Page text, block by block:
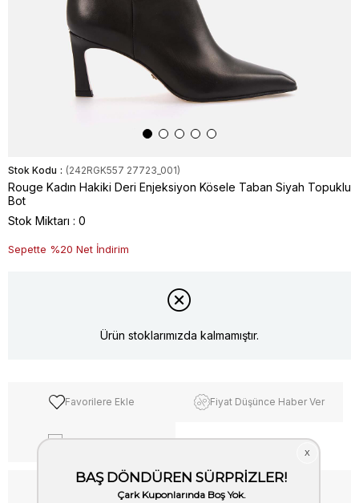
Stok Kodu (242RGK557 27723_001)
Rouge Kadın Hakiki Deri Enjeksiyon Kösele Taban Siyah Topuklu
Bot
Stok Miktarı : 0
Sepette %20 Net İndirim
Ürün stoklarımızda kalmamıştır.
Favorilere Ekle Fiyat Düşünce Haber Ver
Kargo Bedava
WhatsApp’tan Bilgi Al